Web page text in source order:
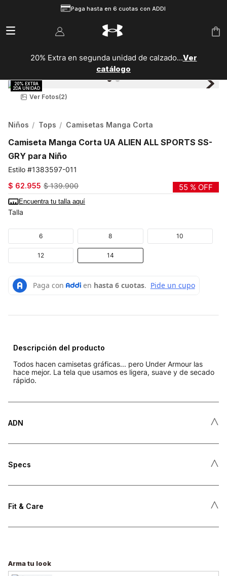
Paga hasta en 6 cuotas con ADDI
20% Extra en segunda unidad de calzado...Ver
catálogo
Ver Fotos(2)
Niños Tops Camisetas Manga Corta
Camiseta Manga Corta UA ALIEN ALL SPORTS SS-
GRY para Niño
1383597-011
$ 62.955 $ 139.900 55 % OFF
Encuentra tu talla aquí
Talla
14
12
6 10
8
Descripción del producto
Todos hacen camisetas gráficas... pero Under Armour las
hace mejor. La tela que usamos es ligera, suave y de secado
rápido.
ADN ˄
Specs ˄
Fit & Care ˄
Arma tu look